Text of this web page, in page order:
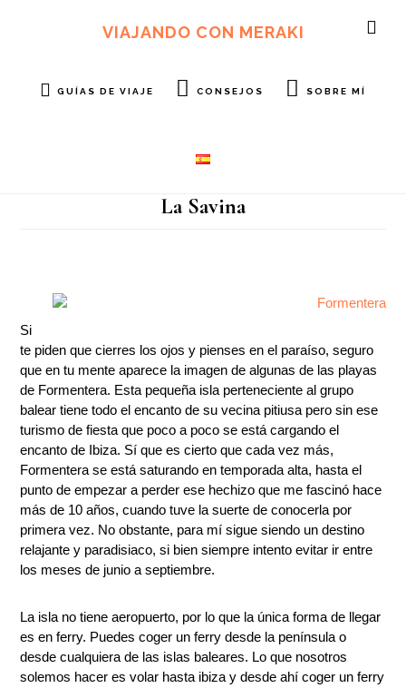
VIAJANDO CON MERAKI
GUÍAS DE VIAJE CONSEJOS SOBRE MÍ
La Savina
Si
te piden que cierres los ojos y pienses en el paraíso, seguro
que en tu mente aparece la imagen de algunas de las playas
de Formentera. Esta pequeña isla perteneciente al grupo
balear tiene todo el encanto de su vecina pitiusa pero sin ese
turismo de fiesta que poco a poco se está cargando el
encanto de Ibiza. Sí que es cierto que cada vez más,
Formentera se está saturando en temporada alta, hasta el
punto de empezar a perder ese hechizo que me fascinó hace
más de 10 años, cuando tuve la suerte de conocerla por
primera vez. No obstante, para mí sigue siendo un destino
relajante y paradisiaco, si bien siempre intento evitar ir entre
los meses de junio a septiembre.
La isla no tiene aeropuerto, por lo que la única forma de llegar
es en ferry. Puedes coger un ferry desde la península o
desde cualquiera de las islas baleares. Lo que nosotros
solemos hacer es volar hasta ibiza y desde ahí coger un ferry